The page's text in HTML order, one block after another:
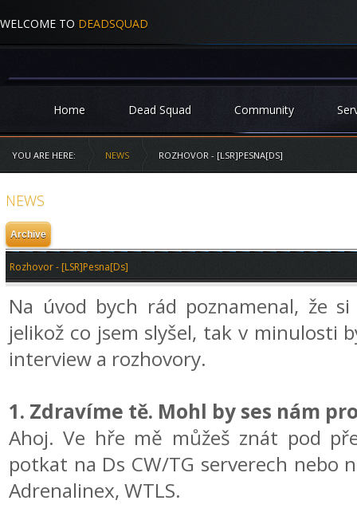
WELCOME TO DEADSQUAD
Home Dead Squad Community
YOU ARE HERE: NEWS ROZHOVOR - [LSR]PESNA[DS]
NEWS
Rozhovor - [LSR]Pesna[Ds]
Na úvod bych rád poznamenal, že
jelikož co jsem slyšel, tak v minulosti
interview a rozhovory.
1. Zdravíme tě. Mohl by ses nám
Ahoj. Ve hře mě můžeš znát pod
potkat na Ds CW/TG serverech nebo
Adrenalinex, WTLS.